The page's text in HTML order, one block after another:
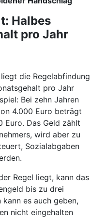
Halbes
pro Jahr
die Regelabfindung
pro Jahr
Bei zehn Jahren
4.000 Euro beträgt
Euro. Das Geld zählt
wird aber zu
Sozialabgaben
Regel liegt, kann das
bis zu drei
es auch geben,
nicht eingehalten